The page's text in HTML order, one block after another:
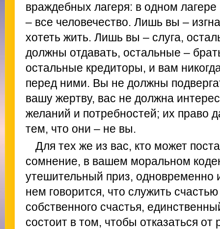
враждебных лагеря: в одном
– все человечество. Лишь вы –
хотеть жить. Лишь вы – слуга,
должны отдавать, остальные –
остальные кредиторы, и вам
перед ними. Вы не должны
вашу жертву, вас не должна
желаний и потребностей; их право
тем, что они – не вы.
Для тех же из вас, кто может
сомнение, в вашем моральном
утешительный приз, одновременно
нем говорится, что служить
собственного счастья,
состоит в том, чтобы отказаться от